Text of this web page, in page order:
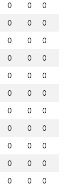
0 0 0
0 0 0
0 0 0
0 0 0
0 0 0
0 0 0
0 0 0
0 0 0
0 0 0
0 0 0
0 0 0